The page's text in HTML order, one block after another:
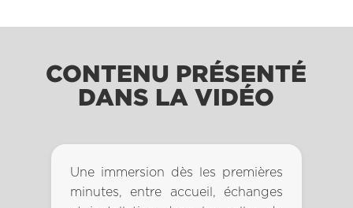
CONTENU PRÉSENTÉ
DANS LA VIDÉO
Une immersion dès les premières
minutes, entre accueil, échanges